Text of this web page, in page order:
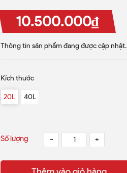
10.500.000₫
Thông tin sản phẩm đang được cập nhật.
Kích thước
20L 40L
Số lượng - +